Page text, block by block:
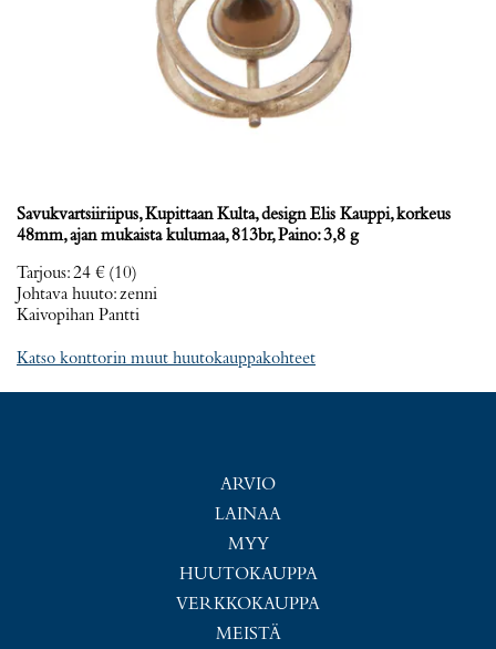
Savukvartsiiriipus, Kupittaan Kulta, design Elis Kauppi, korkeus
48mm, ajan mukaista kulumaa, 813br, Paino: 3,8 g
Tarjous:24 € (10)
Johtava huuto:zenni
Kaivopihan Pantti
Katso konttorin muut huutokauppakohteet
ARVIO
LAINAA
MYY
HUUTOKAUPPA
VERKKOKAUPPA
MEISTÄ